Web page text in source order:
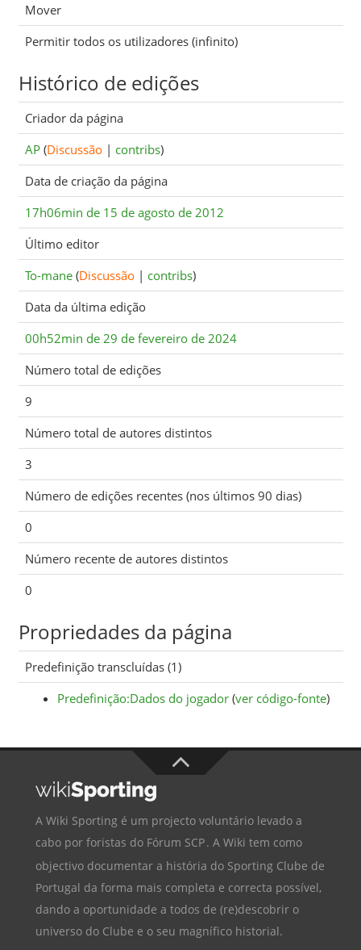
Mover
Permitir todos os utilizadores (infinito)
Histórico de edições
Criador da página
AP (Discussão| contribs)
Data de criação da página
17h06min de 15 de agosto de 2012
Último editor
To-mane (Discussão| contribs)
Data da última edição
00h52min de 29 de fevereiro de 2024
Número total de edições
9
Número total de autores distintos
3
Número de edições recentes (nos últimos 90 dias)
0
Número recente de autores distintos
0
Propriedades da página
Predefinição transcluídas (1)
Predefinição:Dados do jogador(ver código-fonte)
A Wiki Sporting é um projecto voluntário levado a
cabo por foristas do Fórum SCP. A Wiki tem como
objectivo documentar a história do Sporting Clube de
Portugal da forma mais completa e correcta possível,
dando a oportunidade a todos de (re)descobrir o
universo do Clube e o seu magnífico historial.